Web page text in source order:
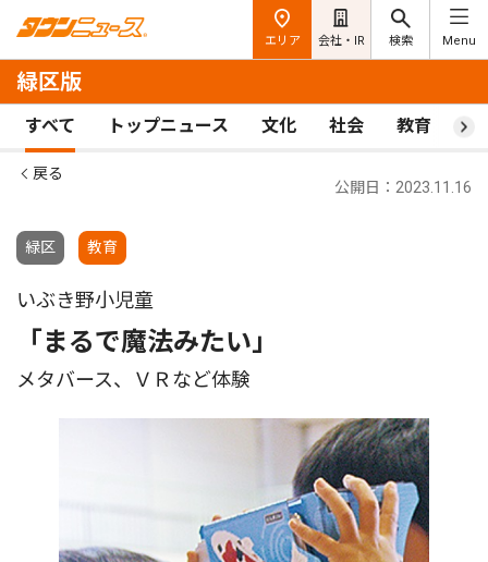
エリア 会社・IR 検索 Menu
緑区版
すべて トップニュース 文化 社会 教育 ス
戻る
緑区 教育
公開日：2023.11.16
いぶき野小児童
「まるで魔法みたい」
メタバース、ＶＲなど体験